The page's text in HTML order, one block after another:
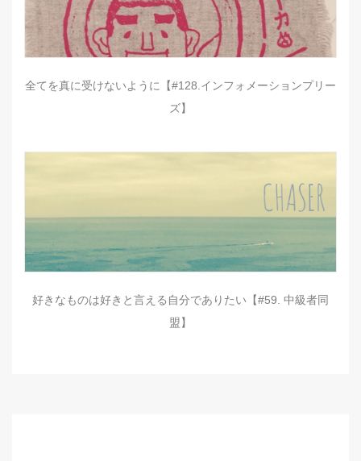
全てを真に受けないように【#128.インフォメーションプリー
ズ】
好きなものは好きと言える自分でありたい【#59. 中級者同
盟】